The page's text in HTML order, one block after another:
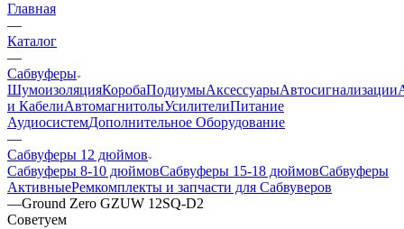
Главная
—
Каталог
—
Сабвуферы
ШумоизоляцияКоробаПодиумыАксессуарыАвтосигнализации
и КабелиАвтомагнитолыУсилителиПитание
АудиосистемДополнительное Оборудование
—
Сабвуферы 12 дюймов
Сабвуферы 8-10 дюймовСабвуферы 15-18 дюймовСабвуферы
АктивныеРемкомплекты и запчасти для Сабвуверов
—Ground Zero GZUW 12SQ-D2
Советуем